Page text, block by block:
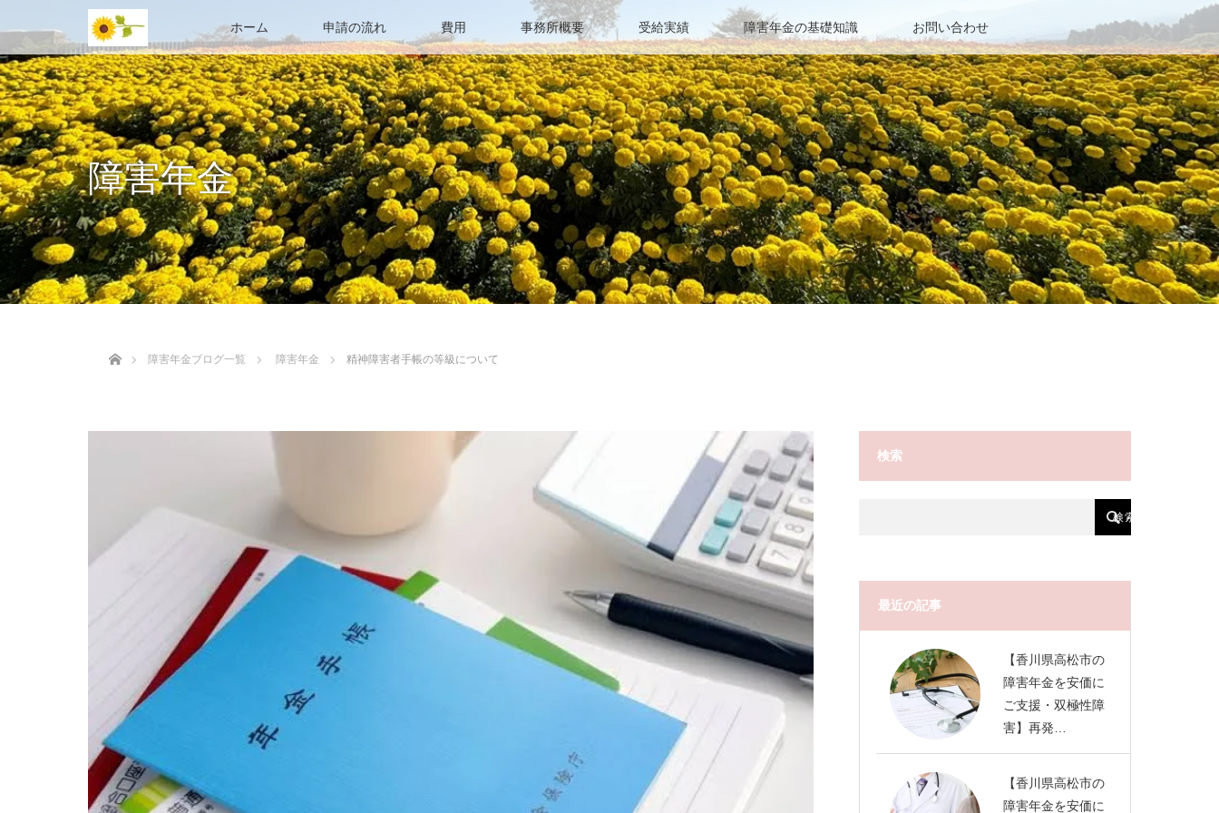
ホーム 申請の流れ 費用 事務所概要 受給実績 障害年金の基礎知識 お問い合わせ
障害年金
障害年金ブログ一覧
障害年金 精神障害者手帳の等級について
検索
最近の記事
【香川県高松市の
障害年金を安価に
ご支援・双極性障
害】再発…
【香川県高松市の
障害年金を安価に